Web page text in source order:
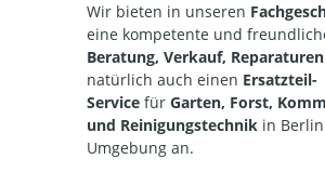
Wir bieten in unseren
eine kompetente und
Beratung, Verkauf, Reparaturen
natürlich auch einen Ersatzteil-
Service für Garten, Forst,
und Reinigungstechnik in
Umgebung an.